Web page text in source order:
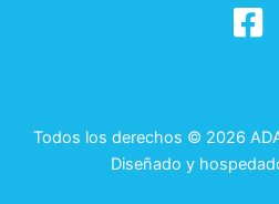
Todos los derechos © 2026
Diseñado y